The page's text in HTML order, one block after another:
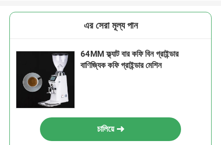
এর সেরা মূল্য পান
64MM ফ্ল্যাট বার কফি বিন গ্রাইন্ডার
বাণিজ্যিক কফি গ্রাইন্ডার মেশিন
চালিয়ে